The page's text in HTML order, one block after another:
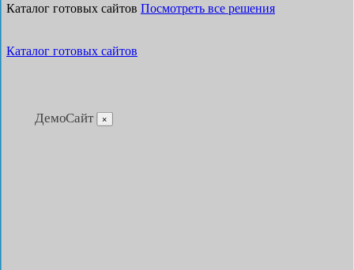
Каталог готовых сайтов Посмотреть все решения
Каталог готовых сайтов
ДемоСайт ×